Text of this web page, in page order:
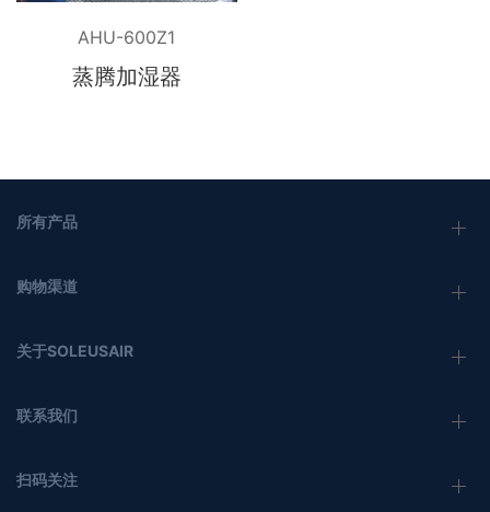
AHU-600Z1
蒸腾加湿器
所有产品
购物渠道
关于SOLEUSAIR
联系我们
扫码关注